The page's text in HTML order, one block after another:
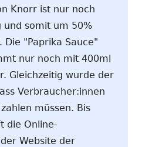
Knorr ist nur noch
und somit um 50%
"Paprika Sauce"
nur noch mit 400ml
Gleichzeitig wurde der
Verbraucher:innen
müssen. Bis
die Online-
Website der